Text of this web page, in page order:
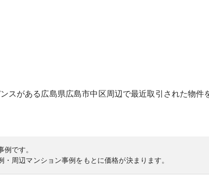
スがある 広島県広島市中区周辺で最近取引された物件
です。
周辺マンション事例をもとに価格が決まります。